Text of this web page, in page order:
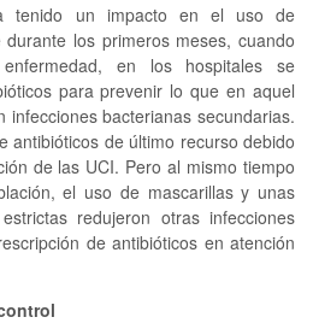
tenido un impacto en el uso de
durante los primeros meses, cuando
en los hospitales se
para prevenir lo que en aquel
infecciones bacterianas secundarias.
antibióticos de último recurso debido
de las UCI. Pero al mismo tiempo
el uso de mascarillas y unas
redujeron otras infecciones
de antibióticos en atención